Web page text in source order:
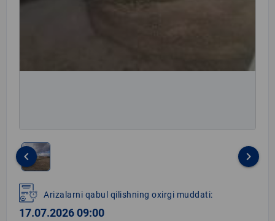
1
of
1
keyboard_arrow_left keyboard_arrow_right
Arizalarni qabul qilishning oxirgi muddati:
17.07.2026 09:00